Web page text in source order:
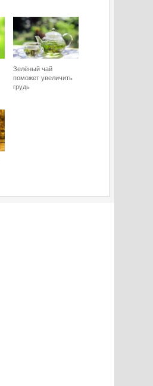
Зелёный чай
поможет увеличить
грудь